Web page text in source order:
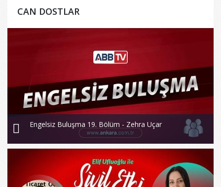
CAN DOSTLAR
Engelsiz Buluşma 19. Bölüm - Zehra Uçar